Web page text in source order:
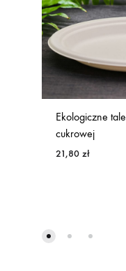
Ekologiczne
cukrowej
21,80 zł